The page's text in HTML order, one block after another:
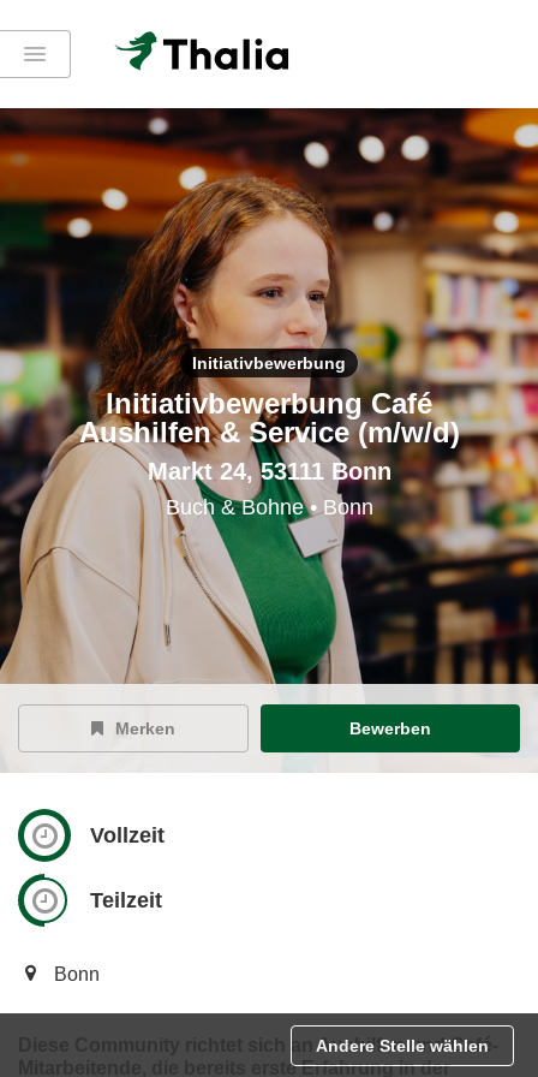
Initiativbewerbung
Initiativbewerbung Café
Aushilfen & Service (m/w/d)
Markt 24, 53111 Bonn
Buch & Bohne • Bonn
Merken Bewerben
Vollzeit
Teilzeit
Bonn
Diese Community richtet sich an Aushilfen und Café-
Mitarbeitende, die bereits erste Erfahrung in der
Andere Stelle wählen